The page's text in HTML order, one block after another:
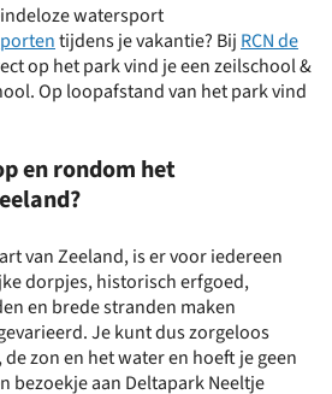
watersport
tijdens je vakantie? Bij RCN de
op het park vind je een zeilschool &
Op loopafstand van het park vind
en rondom het
van Zeeland, is er voor iedereen
dorpjes, historisch erfgoed,
en brede stranden maken
Je kunt dus zorgeloos
zon en het water en hoeft je geen
bezoekje aan Deltapark Neeltje